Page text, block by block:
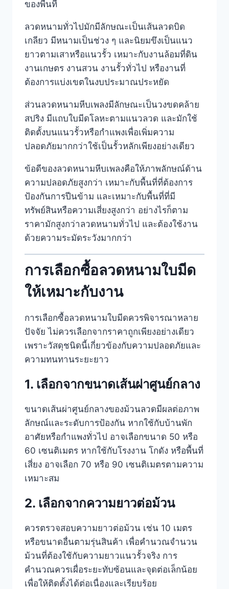
ของพื้นที่
ลวดหนามทั่วไปมักมีลักษณะเป็นเส้นลวดบิด
เกลียว มีหนามเป็นช่วง ๆ และนิยมขึงเป็นแนว
ยาวตามเสาหรือแนวรั้ว เหมาะกับงานล้อมที่ดิน
งานเกษตร งานสวน งานรั้วทั่วไป หรืองานที่
ต้องการแบ่งเขตในงบประมาณประหยัด
ส่วนลวดหนามหีบเพลงมีลักษณะเป็นวงขดคล้าย
สปริง มีแถบใบมีดโลหะตามแนวลวด และมักใช้
ติดตั้งบนแนวรั้วหรือกำแพงเพื่อเพิ่มความ
ปลอดภัยมากกว่าใช้เป็นรั้วหลักเพียงอย่างเดียว
ข้อดีของลวดหนามหีบเพลงคือให้ภาพลักษณ์ด้าน
ความปลอดภัยสูงกว่า เหมาะกับพื้นที่ที่ต้องการ
ป้องกันการปีนข้าม และเหมาะกับพื้นที่ที่มี
ทรัพย์สินหรือความเสี่ยงสูงกว่า อย่างไรก็ตาม
ราคามักสูงกว่าลวดหนามทั่วไป และต้องใช้งาน
ด้วยความระมัดระวังมากกว่า
การเลือกซื้อลวดหนามใบมีด
ให้เหมาะกับงาน
การเลือกซื้อลวดหนามใบมีดควรพิจารณาหลาย
ปัจจัย ไม่ควรเลือกจากราคาถูกเพียงอย่างเดียว
เพราะวัสดุชนิดนี้เกี่ยวข้องกับความปลอดภัยและ
ความทนทานระยะยาว
1. เลือกจากขนาดเส้นผ่าศูนย์กลาง
ขนาดเส้นผ่าศูนย์กลางของม้วนลวดมีผลต่อภาพ
ลักษณ์และระดับการป้องกัน หากใช้กับบ้านพัก
อาศัยหรือกำแพงทั่วไป อาจเลือกขนาด 50 หรือ
60 เซนติเมตร หากใช้กับโรงงาน โกดัง หรือพื้นที่
เสี่ยง อาจเลือก 70 หรือ 90 เซนติเมตรตามความ
เหมาะสม
2. เลือกจากความยาวต่อม้วน
ควรตรวจสอบความยาวต่อม้วน เช่น 10 เมตร
หรือขนาดอื่นตามรุ่นสินค้า เพื่อคำนวณจำนวน
ม้วนที่ต้องใช้กับความยาวแนวรั้วจริง การ
คำนวณควรเผื่อระยะทับซ้อนและจุดต่อเล็กน้อย
เพื่อให้ติดตั้งได้ต่อเนื่องและเรียบร้อย